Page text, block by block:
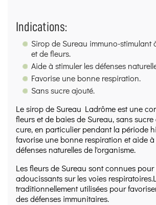
Indications:
Sirop de Sureau immuno-stimulant
et de fleurs.
Aide à stimuler les défenses
Favorise une bonne respiration.
Sans sucre ajouté.
Le sirop de Sureau Ladrôme est une
fleurs et de baies de Sureau, sans
cure, en particulier pendant la période
favorise une bonne respiration et aide à
défenses naturelles de l'organisme.
Les fleurs de Sureau sont connues pour
adoucissants sur les voies
traditionnellement utilisées pour
des défenses immunitaires.